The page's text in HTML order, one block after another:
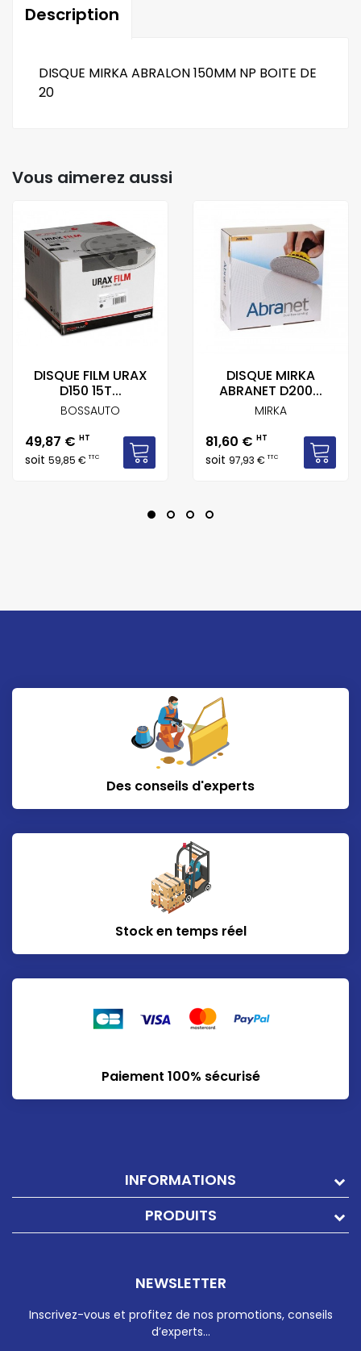
Description
DISQUE MIRKA ABRALON 150MM NP BOITE DE
20
Vous aimerez aussi
DISQUE FILM URAX
D150 15T...
BOSSAUTO
Prix
49,87 € HT
soit 59,85 €TTC
DISQUE MIRKA
ABRANET D200...
MIRKA
Prix
81,60 € HT
soit 97,93 €TTC
Des conseils d'experts
Stock en temps réel
Paiement 100% sécurisé
INFORMATIONS
PRODUITS
NEWSLETTER
Inscrivez-vous et profitez de nos promotions, conseils
d’experts…